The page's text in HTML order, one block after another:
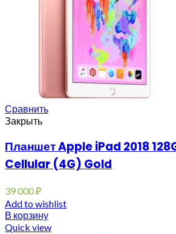
Сравнить
Закрыть
Планшет Apple iPad 2018
Cellular (4G) Gold
39 000₽
Add to wishlist
В корзину
Quick view